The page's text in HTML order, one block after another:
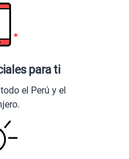
para ti
el Perú y el